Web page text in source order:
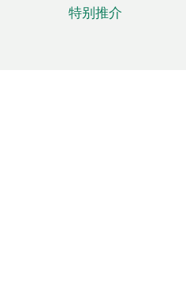
特别推介